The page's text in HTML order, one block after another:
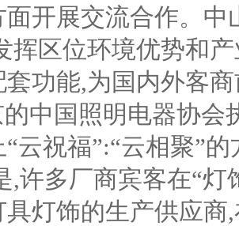
面开展交流合作。
挥区位环境优势和
套功能,为国内外客
中国照明电器协会
云祝福”:“云相聚”
,许多厂商宾客在“
具灯饰的生产供应